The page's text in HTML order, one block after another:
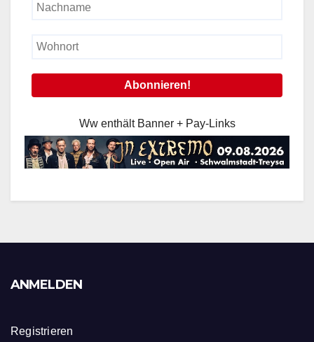
Ww enthält Banner + Pay-Links
ANMELDEN
Registrieren